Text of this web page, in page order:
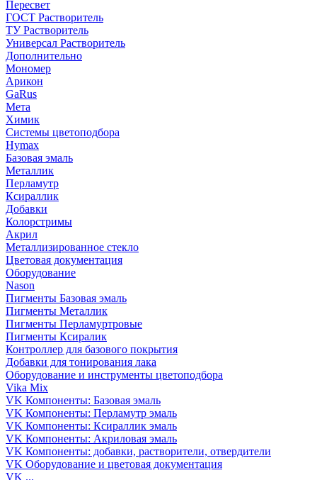
Пересвет
ГОСТ Растворитель
ТУ Растворитель
Универсал Растворитель
Дополнительно
Мономер
Арикон
GaRus
Мета
Химик
Системы цветоподбора
Hymax
Базовая эмаль
Металлик
Перламутр
Ксираллик
Добавки
Колорстримы
Акрил
Металлизированное стекло
Цветовая документация
Оборудование
Nason
Пигменты Базовая эмаль
Пигменты Металлик
Пигменты Перламуртровые
Пигменты Ксиралик
Контроллер для базового покрытия
Добавки для тонирования лака
Оборудование и инструменты цветоподбора
Vika Mix
VK Компоненты: Базовая эмаль
VK Компоненты: Перламутр эмаль
VK Компоненты: Ксираллик эмаль
VK Компоненты: Акриловая эмаль
VK Компоненты: добавки, растворители, отвердители
VK Оборудование и цветовая документация
VK ...